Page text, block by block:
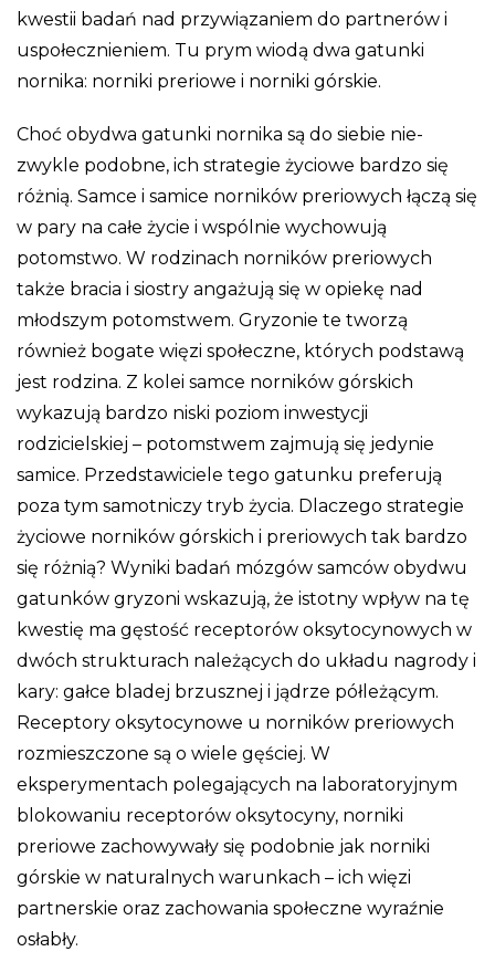
kwestii badań nad przywiązaniem do partnerów i
uspołecznieniem. Tu prym wiodą dwa gatunki
nornika: norniki preriowe i norniki górskie.
Choć obydwa gatunki nornika są do siebie nie-
zwykle podobne, ich strategie życiowe bardzo się
różnią. Samce i samice norników preriowych łączą się
w pary na całe życie i wspólnie wychowują
potomstwo. W rodzinach norników preriowych
także bracia i siostry angażują się w opiekę nad
młodszym potomstwem. Gryzonie te tworzą
również bogate więzi społeczne, których podstawą
jest rodzina. Z kolei samce norników górskich
wykazują bardzo niski poziom inwestycji
rodzicielskiej – potomstwem zajmują się jedynie
samice. Przedstawiciele tego gatunku preferują
poza tym samotniczy tryb życia. Dlaczego strategie
życiowe norników górskich i preriowych tak bardzo
się różnią? Wyniki badań mózgów samców obydwu
gatunków gryzoni wskazują, że istotny wpływ na tę
kwestię ma gęstość receptorów oksytocynowych w
dwóch strukturach należących do układu nagrody i
kary: gałce bladej brzusznej i jądrze półleżącym.
Receptory oksytocynowe u norników preriowych
rozmieszczone są o wiele gęściej. W
eksperymentach polegających na laboratoryjnym
blokowaniu receptorów oksytocyny, norniki
preriowe zachowywały się podobnie jak norniki
górskie w naturalnych warunkach – ich więzi
partnerskie oraz zachowania społeczne wyraźnie
osłabły.